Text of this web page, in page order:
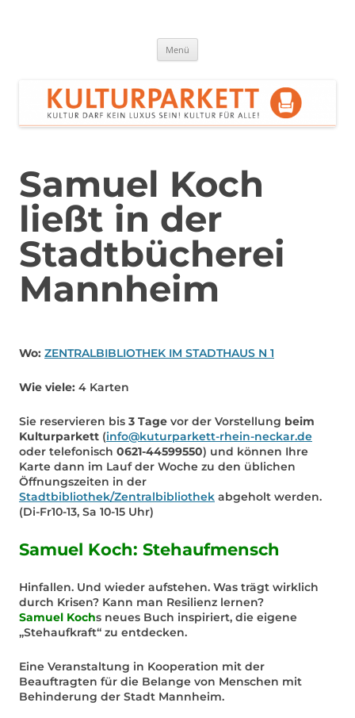
Menü
Samuel Koch
ließt in der
Stadtbücherei
Mannheim
Wo: ZENTRALBIBLIOTHEK IM STADTHAUS N 1
Wie viele: 4 Karten
Sie reservieren bis 3 Tage vor der Vorstellung beim
Kulturparkett (info@kuturparkett-rhein-neckar.de
oder telefonisch 0621-44599550) und können Ihre
Karte dann im Lauf der Woche zu den üblichen
Öffnungszeiten in der
Stadtbibliothek/Zentralbibliothek abgeholt werden.
(Di-Fr10-13, Sa 10-15 Uhr)
Samuel Koch: Stehaufmensch
Hinfallen. Und wieder aufstehen. Was trägt wirklich
durch Krisen? Kann man Resilienz lernen?
Samuel Kochs neues Buch inspiriert, die eigene
„Stehaufkraft“ zu entdecken.
Eine Veranstaltung in Kooperation mit der
Beauftragten für die Belange von Menschen mit
Behinderung der Stadt Mannheim.